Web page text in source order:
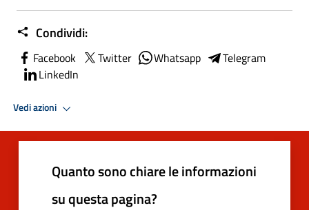
Condividi:
Facebook Twitter Whatsapp
Telegram
LinkedIn
Vedi azioni
Quanto sono chiare le informazioni
su questa pagina?